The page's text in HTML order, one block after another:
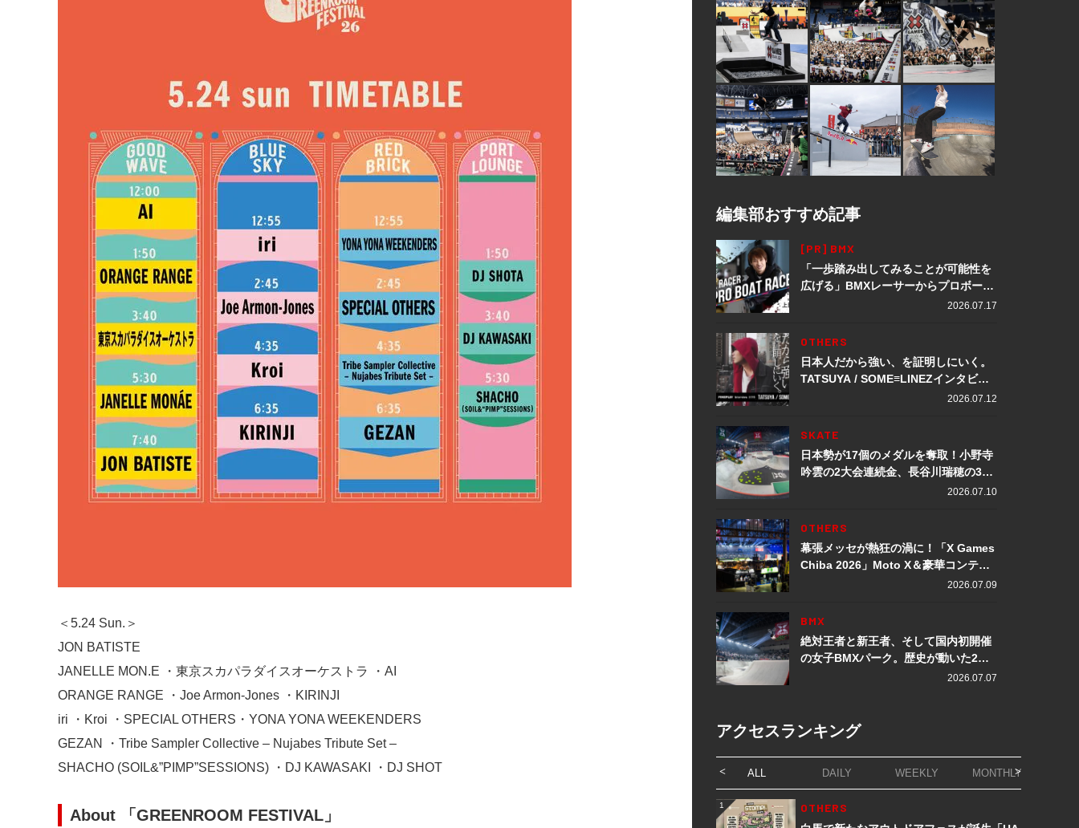
＜5.24 Sun.＞
JON BATISTE
JANELLE MON.E ・東京スカパラダイスオーケストラ ・AI
ORANGE RANGE ・Joe Armon-Jones ・KIRINJI
iri ・Kroi ・SPECIAL OTHERS・YONA YONA WEEKENDERS
GEZAN ・Tribe Sampler Collective – Nujabes Tribute Set –
SHACHO (SOIL&”PIMP”SESSIONS) ・DJ KAWASAKI ・DJ SHOT
About 「GREENROOM FESTIVAL」
編集部おすすめ記事
[PR] BMX
「一歩踏み出してみることが可能性を
広げる」BMXレーサーからプロボート
レーサーへ転身。上田龍星が体現する
2026.07.17
OTHERS
日本人だから強い、を証明しにいく。
TATSUYA / SOME≡LINEZインタビュ
2026.07.12
SKATE
日本勢が17個のメダルを奪取！小野寺
吟雲の2大会連続金、長谷川瑞穂の3メ
ダル獲得など数々の快挙をプレイバッ
2026.07.10
OTHERS
幕張メッセが熱狂の渦に！「X Games
Chiba 2026」Moto X＆豪華コンテン
2026.07.09
BMX
絶対王者と新王者、そして国内初開催
の女子BMXパーク。歴史が動いた2日
2026.07.07
アクセスランキング
ALL DAILY WEEKLY MONTHLY
1 OTHERS